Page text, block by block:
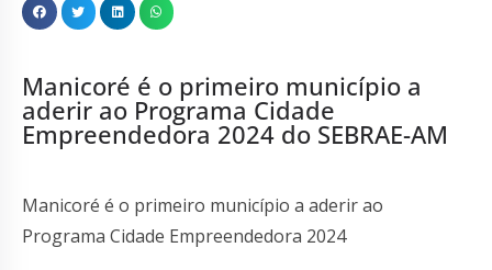
Manicoré é o primeiro município a
aderir ao Programa Cidade
Empreendedora 2024 do SEBRAE-AM
Manicoré é o primeiro município a aderir ao
Programa Cidade Empreendedora 2024